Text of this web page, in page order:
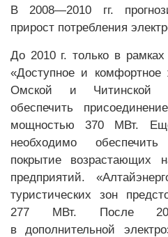
В 2008—2010 гг.
прирост потребления
До 2010 г. только в
«Доступное и
Омской и Читинской
обеспечить
мощностью 370 МВт.
необходимо
покрытие возрастающих
предприятий.
туристических зон
277 МВт. После
в дополнительной